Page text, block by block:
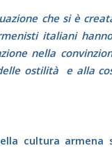
che si è
italiani
nella
ostilità e alla
cultura armena